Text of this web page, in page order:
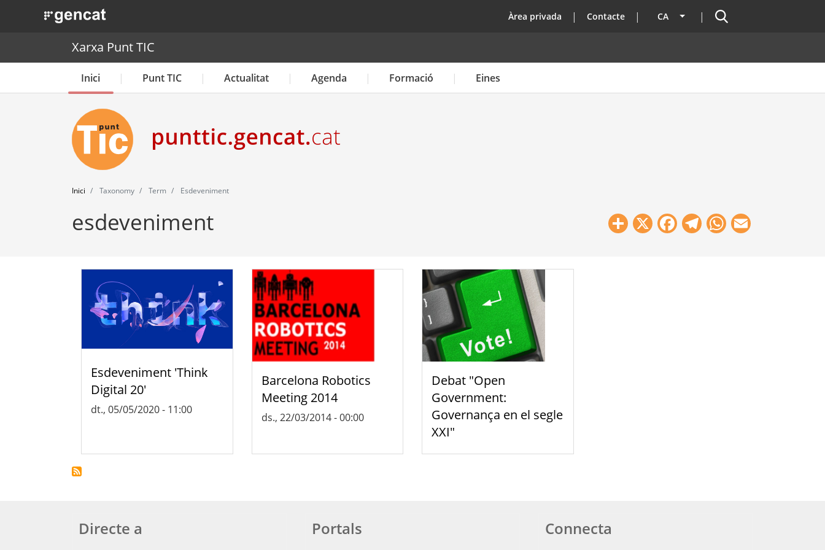
. Obre en una nova finestra. top
Àrea privada Contacte CA Llista les accions addicionals
Cercador
Xarxa Punt TIC
Inici Punt TIC Actualitat Agenda Formació Eines
Inici Taxonomy Term Esdeveniment
esdeveniment Share
X Facebook
Telegram
WhatsApp
Esdeveniment 'Think
Digital 20'
dt., 05/05/2020 - 11:00
Barcelona Robotics
Meeting 2014
ds., 22/03/2014 - 00:00
Debat "Open
Government:
Governança en el segle
XXI"
Directe a Portals Connecta